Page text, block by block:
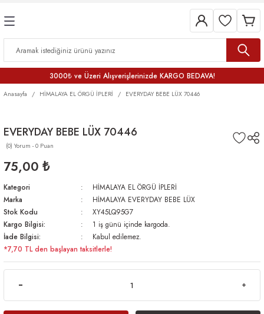
3000₺ ve Üzeri Alışverişlerinizde KARGO BEDAVA!
Anasayfa HİMALAYA EL ÖRGÜ İPLERİ EVERYDAY BEBE LÜX 70446
EVERYDAY BEBE LÜX 70446
(0) Yorum - 0 Puan
75,00 ₺
Kategori
HİMALAYA EL ÖRGÜ İPLERİ
Marka
HİMALAYA EVERYDAY BEBE LÜX
Stok Kodu
XY45LQ95G7
Kargo Bilgisi:
1 iş günü içinde kargoda.
İade Bilgisi:
Kabul edilemez.
*7,70 TL den başlayan taksitlerle!